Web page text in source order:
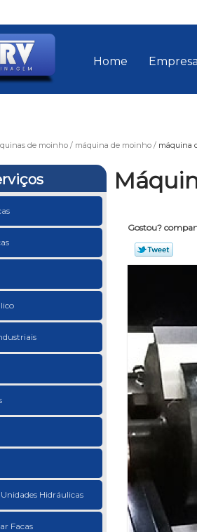
Home Empresa
de moinho máquina de moinho máquina
Hidráulicas
Facas
Gostou?